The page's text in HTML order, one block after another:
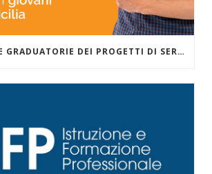
PUBBLICATE LE GRADUATORIE DEI PROGETTI DI SERVIZIO CIVILE PER LA COMUNITÀ EDUCANTE EVOLUTA ZISA DANISINNI GESTITI DALLA COOPERATIVA SOCIALE AL AZIS NELL’AMBITO DEL PROGETTO PRESENTATO CON GONZAGA CAMPUS – PALERMO.